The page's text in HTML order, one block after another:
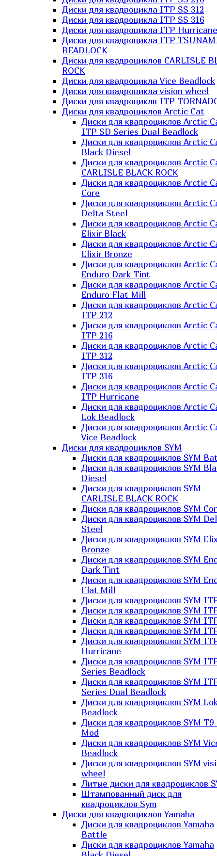
Диски для квадроцикла ITP SS 312
Диски для квадроцикла ITP SS 316
Диски для квадроцикла ITP Hurricane
Диски для квадроцикла ITP
BEADLOCK
Диски для квадроциклов CARLISLE
ROCK
Диски для квадроцикла Vice Beadlock
Диски для квадроцикла vision wheel
Диски для квадроциклв ITP
Диски для квадроциклов Arctic Cat
Диски для квадроциклов Arctic
ITP SD Series Dual Beadlock
Диски для квадроциклов Arctic
Black Diesel
Диски для квадроциклов Arctic
CARLISLE BLACK ROCK
Диски для квадроциклов Arctic
Core
Диски для квадроциклов Arctic
Delta Steel
Диски для квадроциклов Arctic
Elixir Black
Диски для квадроциклов Arctic
Elixir Bronze
Диски для квадроциклов Arctic
Enduro Dark Tint
Диски для квадроциклов Arctic
Enduro Flat Mill
Диски для квадроциклов Arctic
ITP 212
Диски для квадроциклов Arctic
ITP 216
Диски для квадроциклов Arctic
ITP 312
Диски для квадроциклов Arctic
ITP 316
Диски для квадроциклов Arctic
ITP Hurricane
Диски для квадроциклов Arctic
Lok Beadlock
Диски для квадроциклов Arctic
Vice Beadlock
Диски для квадроциклов SYM
Диски для квадроциклов SYM
Диски для квадроциклов SYM
Diesel
Диски для квадроциклов SYM
CARLISLE BLACK ROCK
Диски для квадроциклов SYM
Диски для квадроциклов SYM
Steel
Диски для квадроциклов SYM
Bronze
Диски для квадроциклов SYM
Dark Tint
Диски для квадроциклов SYM
Flat Mill
Диски для квадроциклов SYM
Диски для квадроциклов SYM
Диски для квадроциклов SYM
Диски для квадроциклов SYM
Диски для квадроциклов SYM
Hurricane
Диски для квадроциклов SYM
Series Beadlock
Диски для квадроциклов SYM
Series Dual Beadlock
Диски для квадроциклов SYM
Beadlock
Диски для квадроциклов SYM T9
Mod
Диски для квадроциклов SYM
Beadlock
Диски для квадроциклов SYM
wheel
Литые диски для квадроциклов
Штампованный диск для
квадроциклов Sym
Диски для квадроциклов Yamaha
Диски для квадроциклов Yamaha
Battle
Диски для квадроциклов Yamaha